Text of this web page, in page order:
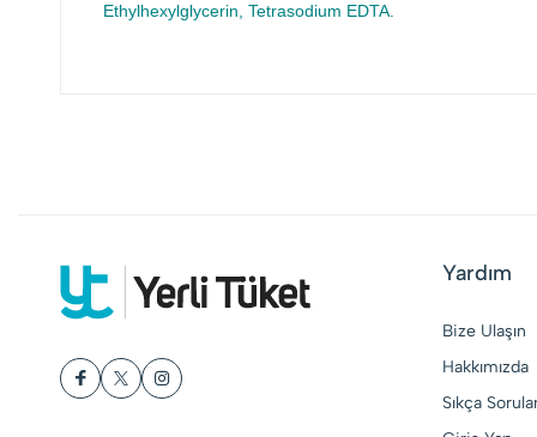
Ethylhexylglycerin, Tetrasodium EDTA.
Yardım
Bize Ulaşın
Hakkımızda
Sıkça